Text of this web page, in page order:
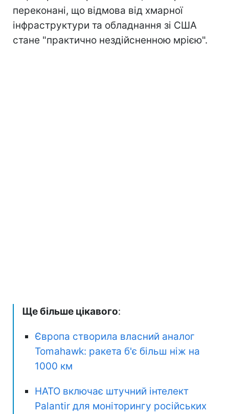
переконані, що відмова від хмарної
інфраструктури та обладнання зі США
стане "практично нездійсненною мрією".
Ще більше цікавого:
Європа створила власний аналог
Tomahawk: ракета б'є більш ніж на
1000 км
НАТО включає штучний інтелект
Palantir для моніторингу російських